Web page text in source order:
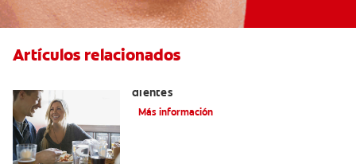
Artículos relacionados
dientes
Más información